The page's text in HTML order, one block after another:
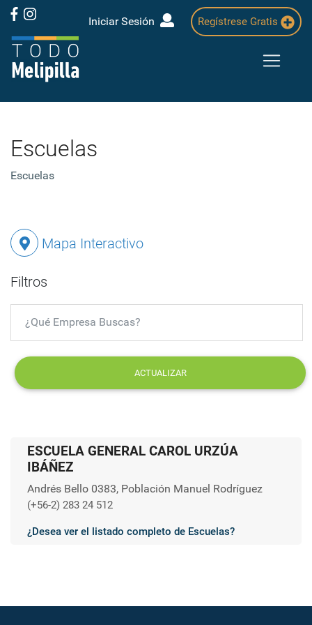
Iniciar Sesión Regístrese Gratis
Escuelas
Escuelas
Mapa Interactivo
Filtros
ACTUALIZAR
ESCUELA GENERAL CAROL URZÚA
IBÁÑEZ
Andrés Bello 0383, Población Manuel Rodríguez
(+56-2) 283 24 512
¿Desea ver el listado completo de Escuelas?